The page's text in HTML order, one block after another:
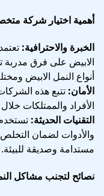
أهمية اختيار شركة
الخبرة والاحترافية:
الابيض على فرق مدربة
أنواع النمل الابيض
الأمان: تتبع هذه
الأفراد والممتلكات
التقنيات الحديثة:
والأدوات لضمان
مستدامة وصديقة للبيئة.
نصائح لتجنب مشاكل